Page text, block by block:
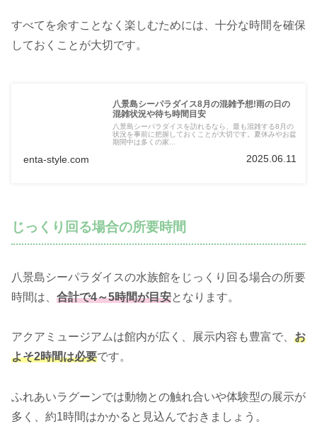
すべてを余すことなく楽しむためには、十分な時間を確保
しておくことが大切です。
八景島シーパラダイス8月の混雑予想!雨の日の
混雑状況や待ち時間目安
八景島シーパラダイスを訪れるなら、最も混雑する8月の
状況を事前に把握しておくことが大切です。夏休みやお盆
期間中は多くの家...
enta-style.com 2025.06.11
じっくり回る場合の所要時間
八景島シーパラダイスの水族館をじっくり回る場合の所要
時間は、 合計で4～5時間が目安となります。
アクアミュージアムは館内が広く、展示内容も豊富で、 お
よそ2時間は必要です。
ふれあいラグーンでは動物との触れ合いや体験型の展示が
多く、約1時間はかかると見込んでおきましょう。